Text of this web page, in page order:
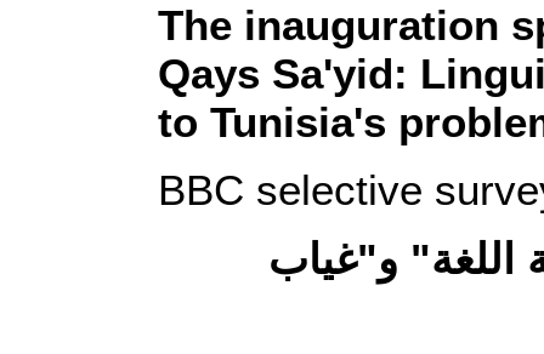
The inauguration
Qays Sa'yid:
to Tunisia's
BBC selective
اللغة" و"غياب